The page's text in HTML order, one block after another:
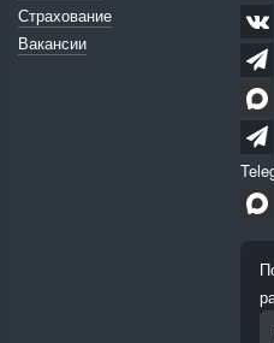
Страхование
Вакансии